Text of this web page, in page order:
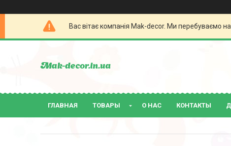
Вас вітає компанія Mak-decor. Ми перебуваємо
Mak-decor.in.ua
ГЛАВНАЯ ТОВАРЫ О НАС КОНТАКТЫ